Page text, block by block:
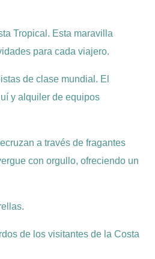
Tropical. Esta maravilla
para cada viajero.
de clase mundial. El
y alquiler de equipos
a través de fragantes
con orgullo, ofreciendo un
de los visitantes de la Costa